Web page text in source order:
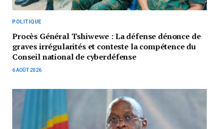
POLITIQUE
Procès Général Tshiwewe : La défense dénonce de
graves irrégularités et conteste la compétence du
Conseil national de cyberdéfense
6 AOÛT 2026